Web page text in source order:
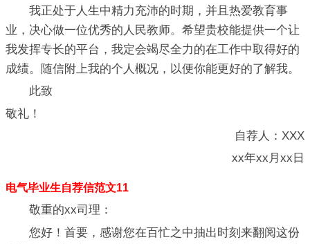
我正处于人生中精力充沛的时期，并且热爱教育事
业，决心做一位优秀的人民教师。希望贵校能提供一个让
我发挥专长的平台，我定会竭尽全力的在工作中取得好的
成绩。随信附上我的个人概况，以便你能更好的了解我。
此致
敬礼！
自荐人：XXX
xx年xx月xx日
电气毕业生自荐信范文11
敬重的xx司理：
您好！首要，感谢您在百忙之中抽出时刻来翻阅这份